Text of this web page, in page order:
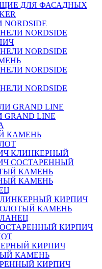
ДЛЯ ФАСАДНЫХ
NORDSIDE
NORDSIDE
NORDSIDE
NORDSIDE
LINE
КАМЕНЬ
КЛИНКЕРНЫЙ
СОСТАРЕННЫЙ
КАМЕНЬ
КАМЕНЬ
КЛИНКЕРНЫЙ КИРПИЧ
КОЛОТЫЙ КАМЕНЬ
СОСТАРЕННЫЙ КИРПИЧ
КИРПИЧ
КАМЕНЬ
КИРПИЧ